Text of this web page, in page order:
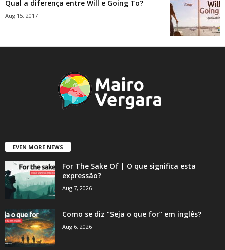
Qual a diferença entre Will e Going To?
Aug 15, 2017
EVEN MORE NEWS
For The Sake Of | O que significa esta
expressão?
Aug 7, 2026
Como se diz “Seja o que for” em inglês?
Aug 6, 2026